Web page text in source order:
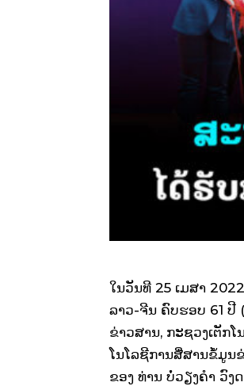
ໃນວັນທີ 25 ເມສາ
ລາວ-ຈີນ ຄົບຮອບ 61 ປີ
ຂ່າວສານ, ກະຊວງເຕັກ
ໂນໂລຊີການສື່ສານຂໍ້ມູນ
ຂອງ ທ່ານ ບໍ່ວຽງຄໍາ ວົງ